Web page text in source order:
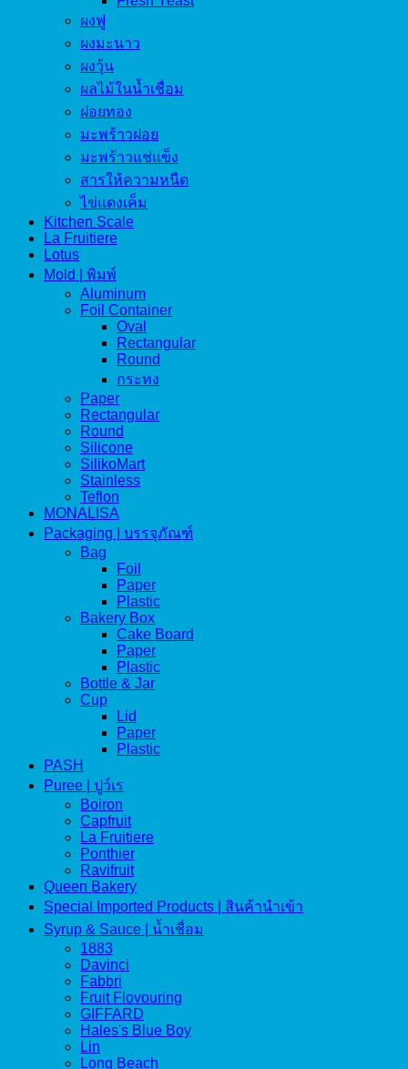
ผงฟู
ผงมะนาว
ผงวุ้น
ผลไม้ในน้ำเชื่อม
ฝอยทอง
มะพร้าวฝอย
มะพร้าวแช่แข็ง
สารให้ความหนืด
ไข่แดงเค็ม
Kitchen Scale
La Fruitiere
Lotus
Mold | พิมพ์
Aluminum
Foil Container
Oval
Rectangular
Round
กระทง
Paper
Rectangular
Round
Silicone
SilikoMart
Stainless
Teflon
MONALISA
Packaging | บรรจุภัณฑ์
Bag
Foil
Paper
Plastic
Bakery Box
Cake Board
Paper
Plastic
Bottle & Jar
Cup
Lid
Paper
Plastic
PASH
Puree | ปูว์เร
Boiron
Capfruit
La Fruitiere
Ponthier
Ravifruit
Queen Bakery
Special Imported Products | สินค้านำเข้า
Syrup & Sauce | น้ำเชื่อม
1883
Davinci
Fabbri
Fruit Flovouring
GIFFARD
Hales's Blue Boy
Lin
Long Beach